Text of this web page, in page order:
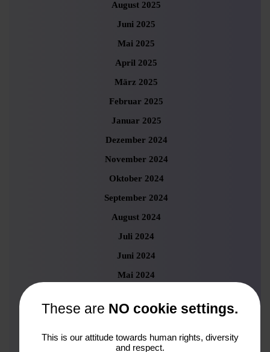
August 2025
Juni 2025
Mai 2025
April 2025
März 2025
Februar 2025
Januar 2025
Dezember 2024
November 2024
Oktober 2024
September 2024
August 2024
Juli 2024
Juni 2024
Mai 2024
März 2024
Februar 2024
These are NO cookie settings.
This is our attitude towards human rights, diversity
and respect.